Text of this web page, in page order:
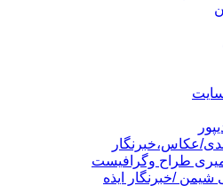
عکاس،خبرنگار
طراح وگرافیست
شیمن /خبرنگار ایذه